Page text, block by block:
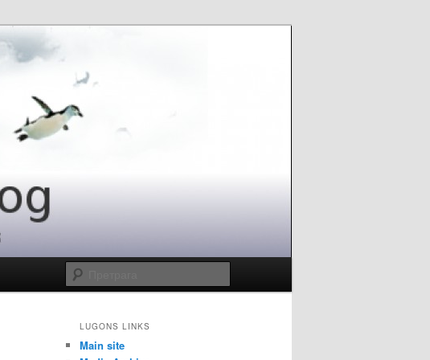
LUGONS LINKS
Main site